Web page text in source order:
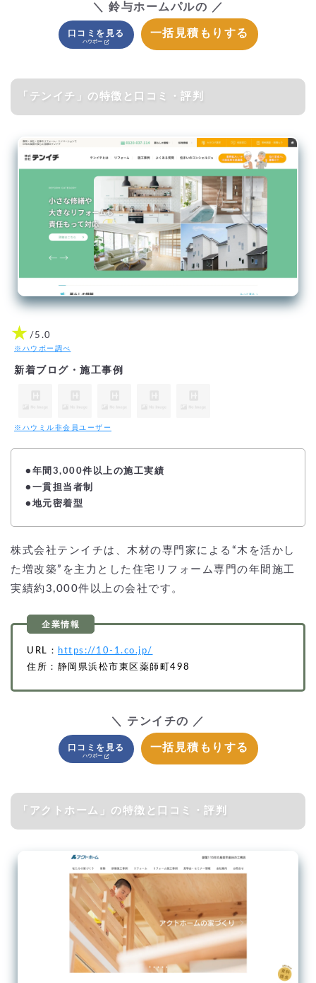
＼ 鈴与ホームパルの ／
口コミを見る 一括見積もりする
「テンイチ」の特徴と口コミ・評判
★ /5.0
※ハウボー調べ
新着ブログ・施工事例
※ハウミル非会員ユーザー
● 年間3,000件以上の施工実績
●一貫担当者制
●地元密着型
株式会社テンイチは、木材の専門家による“木を活かし
た増改築”を主力とした住宅リフォーム専門の年間施工
実績約3,000件以上の会社です。
URL：
https://10-1.co.jp/
住所：静岡県浜松市東区薬師町498
＼ テンイチの ／
口コミを見る 一括見積もりする
「アクトホーム」の特徴と口コミ・評判